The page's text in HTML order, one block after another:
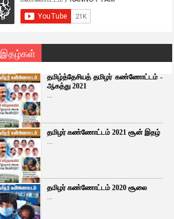
இதழ்கள்
தமிழ்த்தேசியத் தமிழர் கண்ணோட்டம் -
ஆகத்து 2021
...
தமிழர் கண்ணோட்டம் 2021 சூன் இதழ்
...
தமிழர் கண்ணோட்டம் 2020 சூலை
...